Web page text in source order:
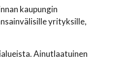
kaupungin
yrityksille,
Ainutlaatuinen